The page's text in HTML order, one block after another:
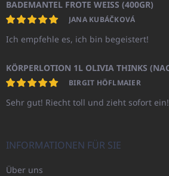
BADEMANTEL FROTE WEISS (400GR)
JANA KUBÁČKOVÁ
Ich empfehle es, ich bin begeistert!
BIRGIT HÖFLMAIER
Sehr gut! Riecht toll und zieht sofort ein!
INFORMATIONEN FÜR SIE
Über uns